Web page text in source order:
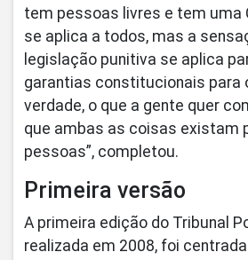
tem pessoas livres e tem uma
se aplica a todos, mas a
legislação punitiva se aplica
garantias constitucionais para
verdade, o que a gente quer
que ambas as coisas existam
pessoas”, completou.
Primeira versão
A primeira edição do Tribunal
realizada em 2008, foi